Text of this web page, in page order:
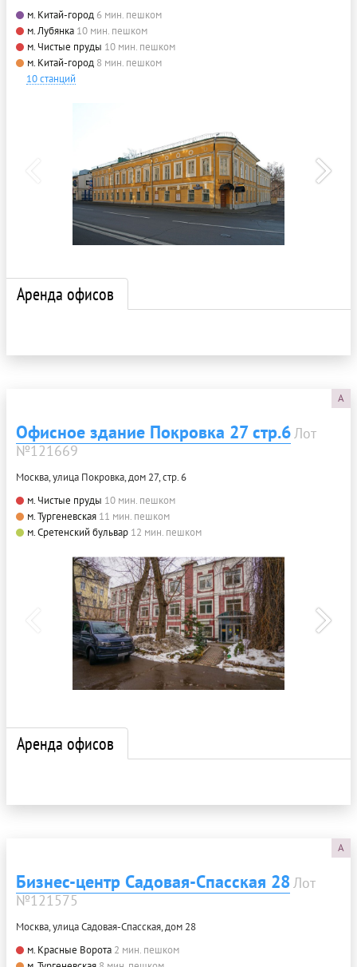
м. Китай-город 6 мин. пешком
м. Лубянка 10 мин. пешком
м. Чистые пруды 10 мин. пешком
м. Китай-город 8 мин. пешком
10 станций
Аренда офисов
A
Офисное здание Покровка 27 стр.6Лот
№121669
Москва, улица Покровка, дом 27, стр. 6
м. Чистые пруды 10 мин. пешком
м. Тургеневская 11 мин. пешком
м. Сретенский бульвар 12 мин. пешком
Аренда офисов
A
Бизнес-центр Садовая-Спасская 28Лот
№121575
Москва, улица Садовая-Спасская, дом 28
м. Красные Ворота 2 мин. пешком